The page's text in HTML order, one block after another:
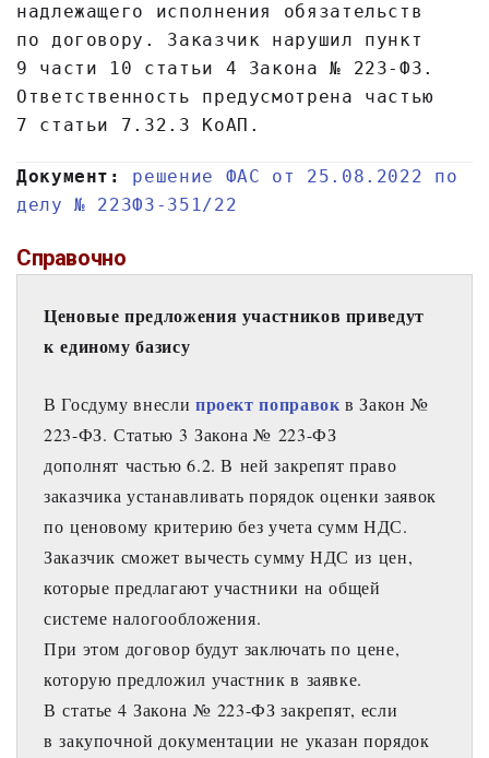
надлежащего исполнения обязательств
по договору. Заказчик нарушил пункт
9 части 10 статьи 4 Закона № 223-ФЗ.
Ответственность предусмотрена частью
7 статьи 7.32.3 КоАП.
Документ: решение ФАС от 25.08.2022 по
делу № 223ФЗ-351/22
Справочно
Ценовые предложения участников приведут
к единому базису
В Госдуму внесли проект поправок в Закон №
223-ФЗ. Статью 3 Закона № 223-ФЗ
дополнят частью 6.2. В ней закрепят право
заказчика устанавливать порядок оценки заявок
по ценовому критерию без учета сумм НДС.
Заказчик сможет вычесть сумму НДС из цен,
которые предлагают участники на общей
системе налогообложения.
При этом договор будут заключать по цене,
которую предложил участник в заявке.
В статье 4 Закона № 223-ФЗ закрепят, если
в закупочной документации не указан порядок